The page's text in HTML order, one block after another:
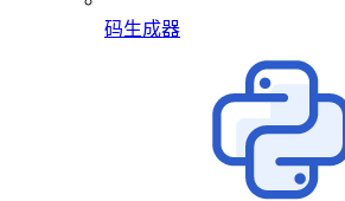
码生成器